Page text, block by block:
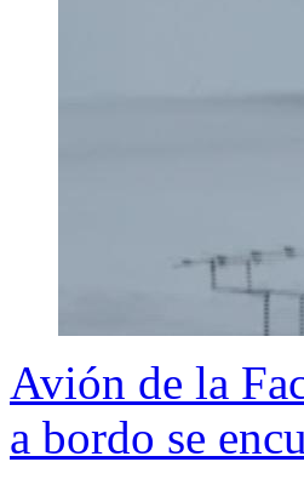
Avión de la
a bordo se